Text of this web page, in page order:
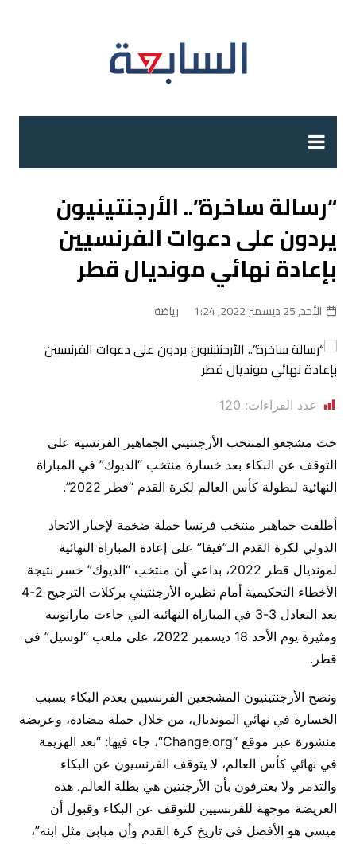
“رسالة ساخرة”.. الأرجنتينيون
يردون على دعوات الفرنسيين
بإعادة نهائي مونديال قطر
الأحد, 25 ديسمبر 2022, 1:24 رياضة
عدد القراءات: 120
حث مشجعو المنتخب الأرجنتيني الجماهير الفرنسية على
التوقف عن البكاء بعد خسارة منتخب “الديوك” في المباراة
النهائية لبطولة كأس العالم لكرة القدم “قطر 2022”.
أطلقت جماهير منتخب فرنسا حملة ضخمة لإجبار الاتحاد
الدولي لكرة القدم الـ”فيفا” على إعادة المباراة النهائية
لمونديال قطر 2022، بداعي أن منتخب “الديوك” خسر نتيجة
الأخطاء التحكيمية أمام نظيره الأرجنتيني بركلات الترجيح 2-4
بعد التعادل 3-3 في المباراة النهائية التي جاءت ماراثونية
ومثيرة يوم الأحد 18 ديسمبر 2022، على ملعب “لوسيل” في
قطر.
ونصح الأرجنتينيون المشجعين الفرنسيين بعدم البكاء بسبب
الخسارة في نهائي المونديال، من خلال حملة مضادة، وعريضة
منشورة عبر موقع “Change.org“، جاء فيها: “بعد الهزيمة
في نهائي كأس العالم، لا يتوقف الفرنسيون عن البكاء
والتذمر ولا يعترفون بأن الأرجنتين هي بطلة العالم. هذه
العريضة موجهة للفرنسيين للتوقف عن البكاء وقبول أن
ميسي هو الأفضل في تاريخ كرة القدم وأن مبابي مثل ابنه”،